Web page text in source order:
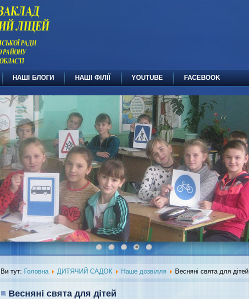
НАШІ БЛОГИ НАШІ ФІЛІЇ YOUTUBE FACEBOOK
Ви тут: Головна ДИТЯЧИЙ САДОК Наше дозвілля Весняні свята для дітей
Весняні свята для дітей